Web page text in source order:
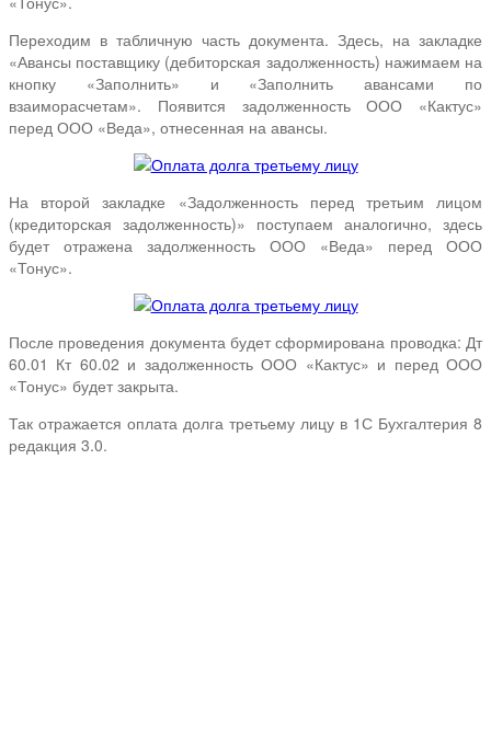
Переходим в табличную часть документа. Здесь, на закладке
«Авансы поставщику (дебиторская задолженность) нажимаем на
кнопку «Заполнить» и «Заполнить авансами по
взаиморасчетам». Появится задолженность ООО «Кактус»
перед ООО «Веда», отнесенная на авансы.
На второй закладке «Задолженность перед третьим лицом
(кредиторская задолженность)» поступаем аналогично, здесь
будет отражена задолженность ООО «Веда» перед ООО
«Тонус».
После проведения документа будет сформирована проводка: Дт
60.01 Кт 60.02 и задолженность ООО «Кактус» и перед ООО
«Тонус» будет закрыта.
Так отражается оплата долга третьему лицу в 1С Бухгалтерия 8
редакция 3.0.